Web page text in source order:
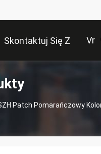
Skontaktuj Się Z Vr
Patch Pomarańczowy